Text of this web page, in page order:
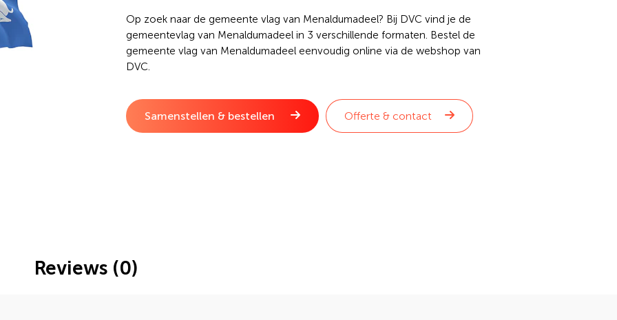
Op zoek naar de gemeente vlag van Menaldumadeel? Bij DVC vind je de
gemeentevlag van Menaldumadeel in 3 verschillende formaten. Bestel de
gemeente vlag van Menaldumadeel eenvoudig online via de webshop van
DVC.
Samenstellen & bestellen Offerte & contact
Reviews (0)